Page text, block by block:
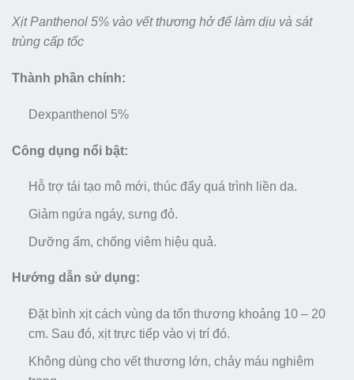
Xịt Panthenol 5% vào vết thương hở để làm dịu và sát
trùng cấp tốc
Thành phần chính:
Dexpanthenol 5%
Công dụng nổi bật:
Hỗ trợ tái tạo mô mới, thúc đẩy quá trình liền da.
Giảm ngứa ngáy, sưng đỏ.
Dưỡng ẩm, chống viêm hiệu quả.
Hướng dẫn sử dụng:
Đặt bình xịt cách vùng da tổn thương khoảng 10 – 20
cm. Sau đó, xịt trực tiếp vào vị trí đó.
Không dùng cho vết thương lớn, chảy máu nghiêm